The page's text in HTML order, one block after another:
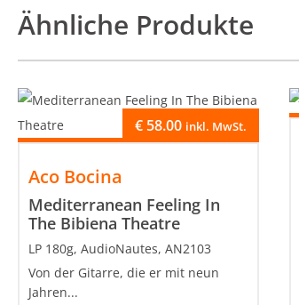
Ähnliche Produkte
Aco Bocina
Mediterranean Feeling In
The Bibiena Theatre
€58.00 inkl. MwSt.
LP 180g, AudioNautes, AN2103
Von der Gitarre, die er mit neun
Jahren...